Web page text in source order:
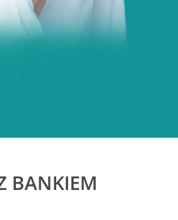
BANKIEM